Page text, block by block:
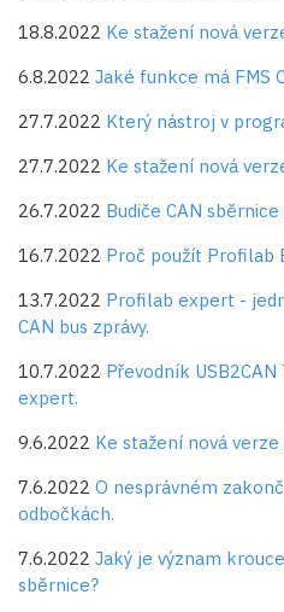
18.8.2022 Ke stažení nová
6.8.2022 Jaké funkce má FMS
27.7.2022 Který nástroj v
27.7.2022 Ke stažení nová
26.7.2022 Budiče CAN
16.7.2022 Proč použít Profilab
13.7.2022 Profilab expert -
CAN bus zprávy.
10.7.2022 Převodník
expert.
9.6.2022 Ke stažení nová verze
7.6.2022 O nesprávném
odbočkách.
7.6.2022 Jaký je význam
sběrnice?